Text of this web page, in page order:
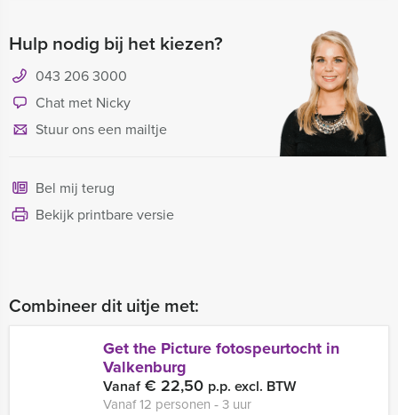
Hulp nodig bij het kiezen?
043 206 3000
Chat met Nicky
Stuur ons een mailtje
Bel mij terug
Bekijk printbare versie
Combineer dit uitje met:
Get the Picture fotospeurtocht in
Valkenburg
Vanaf€ 22,50 p.p. excl. BTW
Vanaf 12 personen ‐ 3 uur